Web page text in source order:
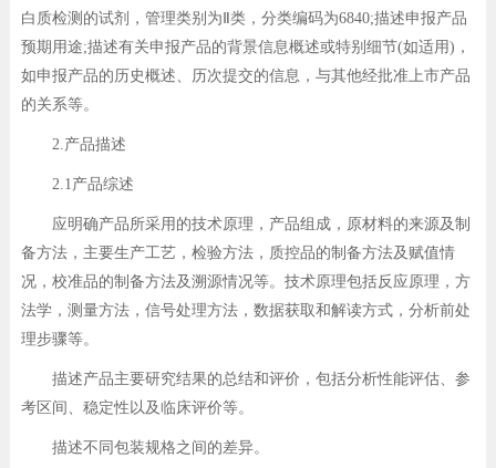
白质检测的试剂，管理类别为Ⅱ类，分类编码为6840;描述申报产品
预期用途;描述有关申报产品的背景信息概述或特别细节(如适用)，
如申报产品的历史概述、历次提交的信息，与其他经批准上市产品
的关系等。
2.产品描述
2.1产品综述
应明确产品所采用的技术原理，产品组成，原材料的来源及制
备方法，主要生产工艺，检验方法，质控品的制备方法及赋值情
况，校准品的制备方法及溯源情况等。技术原理包括反应原理，方
法学，测量方法，信号处理方法，数据获取和解读方式，分析前处
理步骤等。
描述产品主要研究结果的总结和评价，包括分析性能评估、参
考区间、稳定性以及临床评价等。
描述不同包装规格之间的差异。